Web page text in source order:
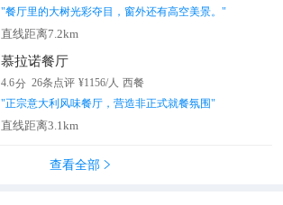
"餐厅里的大树光彩夺目，窗外还有高空美景。 "
直线距离7.2km
慕拉诺餐厅
4.6分 26条点评 ¥1156/人 西餐
"正宗意大利风味餐厅，营造非正式就餐氛围"
直线距离3.1km
查看全部 